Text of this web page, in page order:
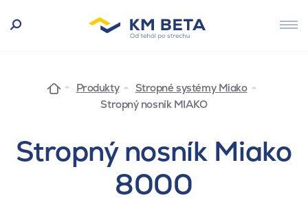
Produkty
Stropné systémy Miako
Stropný nosník MIAKO
Stropný nosník Miako
8000